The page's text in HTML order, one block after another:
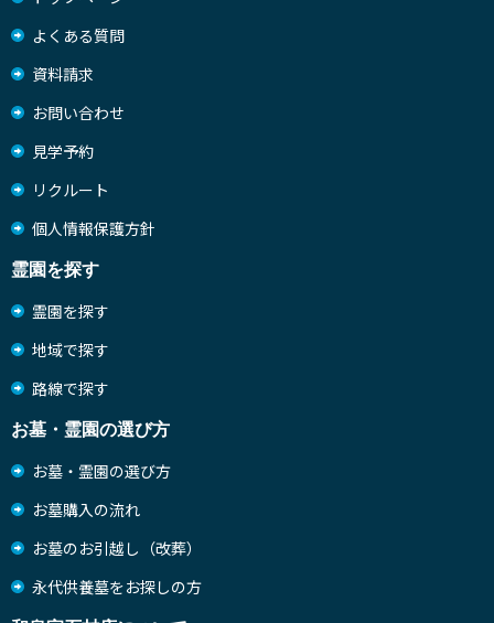
よくある質問
資料請求
お問い合わせ
見学予約
リクルート
個人情報保護方針
霊園を探す
霊園を探す
地域で探す
路線で探す
お墓・霊園の選び方
お墓・霊園の選び方
お墓購入の流れ
お墓のお引越し（改葬）
永代供養墓をお探しの方